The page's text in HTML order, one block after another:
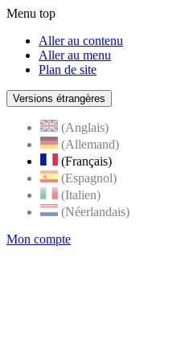
Menu top
Aller au contenu
Aller au menu
Plan de site
Versions étrangères
(Anglais)
(Allemand)
(Français)
(Espagnol)
(Italien)
(Néerlandais)
Mon compte